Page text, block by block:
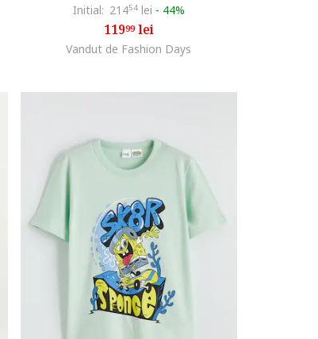
Initial: 21454lei - 44%
11999lei
Vandut de Fashion Days